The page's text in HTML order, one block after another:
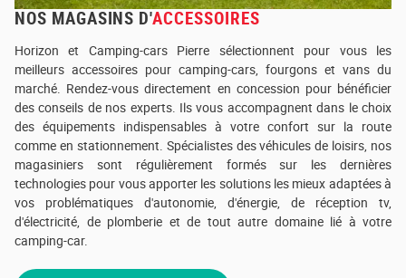
NOS MAGASINS D'ACCESSOIRES
Horizon et Camping-cars Pierre sélectionnent pour vous les
meilleurs accessoires pour camping-cars, fourgons et vans du
marché. Rendez-vous directement en concession pour bénéficier
des conseils de nos experts. Ils vous accompagnent dans le choix
des équipements indispensables à votre confort sur la route
comme en stationnement. Spécialistes des véhicules de loisirs, nos
magasiniers sont régulièrement formés sur les dernières
technologies pour vous apporter les solutions les mieux adaptées à
vos problématiques d'autonomie, d'énergie, de réception tv,
d'électricité, de plomberie et de tout autre domaine lié à votre
camping-car.